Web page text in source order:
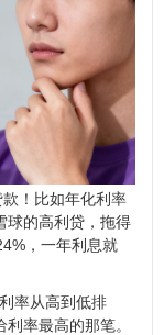
！比如年化利率
球的高利贷，拖得
，一年利息就
率从高到低排
率最高的那笔。